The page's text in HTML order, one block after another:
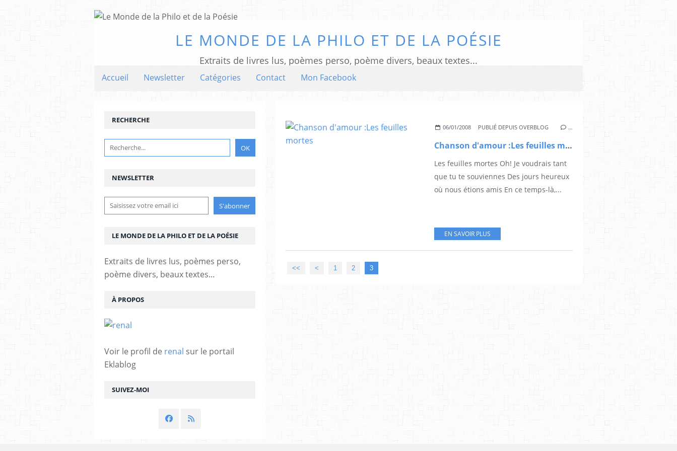
LE MONDE DE LA PHILO ET DE LA POÉSIE
Extraits de livres lus, poèmes perso, poème divers, beaux textes...
Accueil Newsletter Catégories Contact Mon Facebook
06/01/2008 PUBLIÉ DEPUIS OVERBLOG …
Chanson d'amour :Les feuilles mortes
Les feuilles mortes Oh! Je voudrais tant
que tu te souviennes Des jours heureux
où nous étions amis En ce temps-là,...
EN SAVOIR PLUS
<< < 1 2 3
NEWSLETTER
SUIVEZ-MOI
RECHERCHE
LE MONDE DE LA PHILO ET DE LA POÉSIE
Extraits de livres lus, poèmes perso,
poème divers, beaux textes...
À PROPOS
Voir le profil de renal sur le portail
Eklablog